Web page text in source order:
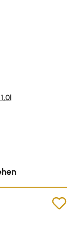
5 Sternen